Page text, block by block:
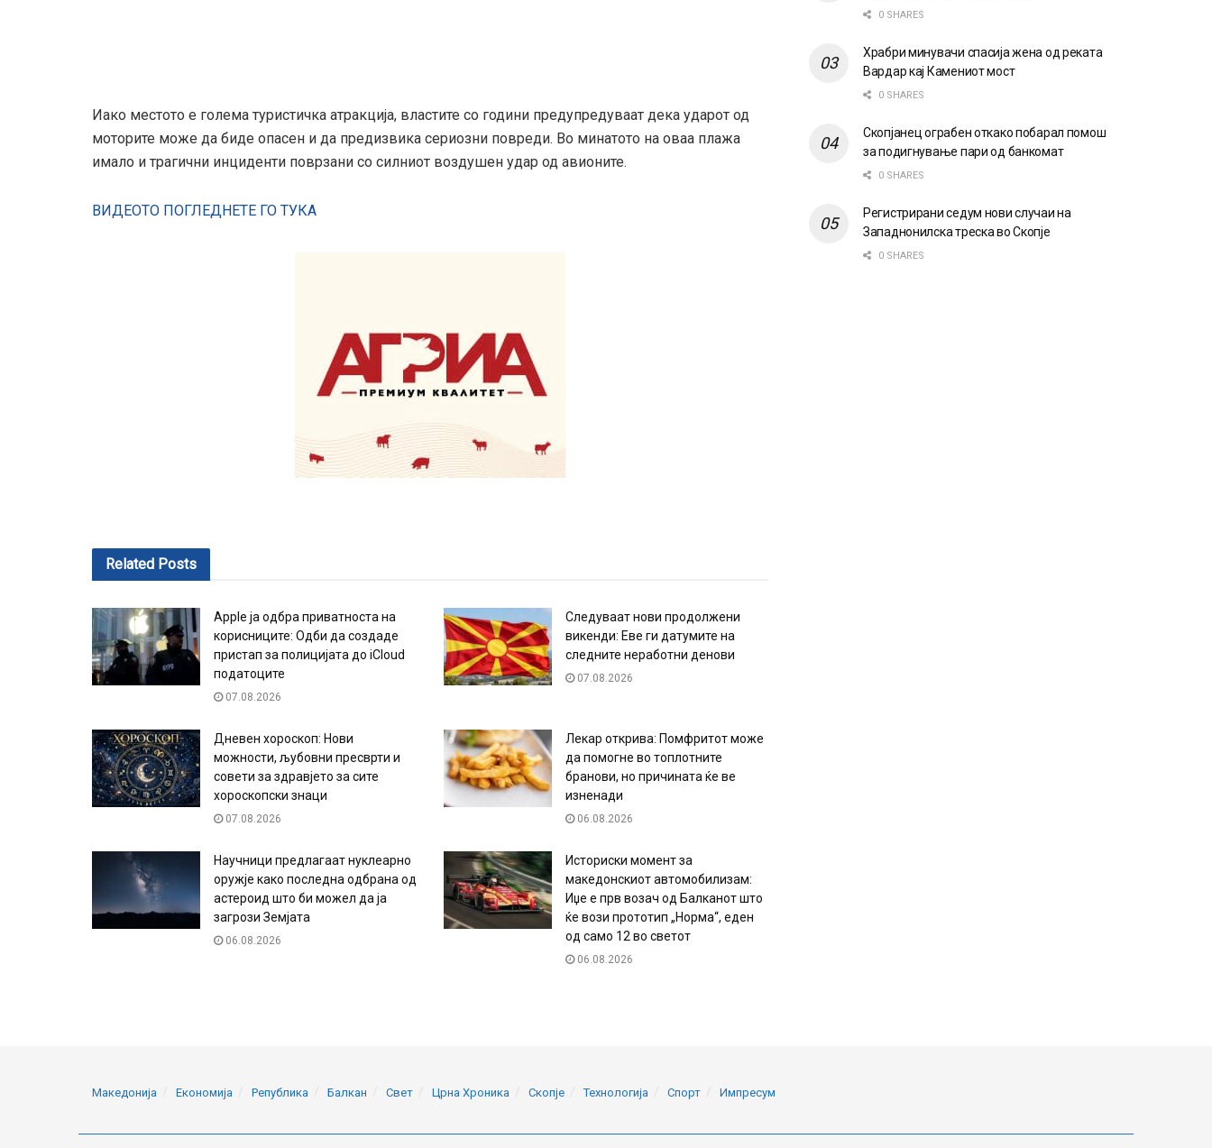
Иако местото е голема туристичка атракција, властите со години предупредуваат дека ударот од
моторите може да биде опасен и да предизвика сериозни повреди. Во минатото на оваа плажа
имало и трагични инциденти поврзани со силниот воздушен удар од авионите.
ВИДЕОТО ПОГЛЕДНЕТЕ ГО ТУКА
Related Posts
Apple ја одбра приватноста на
корисниците: Одби да создаде
пристап за полицијата до iCloud
податоците
07.08.2026
Следуваат нови продолжени
викенди: Еве ги датумите на
следните неработни денови
07.08.2026
Дневен хороскоп: Нови
можности, љубовни пресврти и
совети за здравјето за сите
хороскопски знаци
07.08.2026
Лекар открива: Помфритот може
да помогне во топлотните
бранови, но причината ќе ве
изненади
06.08.2026
Научници предлагаат нуклеарно
оружје како последна одбрана од
астероид што би можел да ја
загрози Земјата
06.08.2026
Историски момент за
македонскиот автомобилизам:
Иџе е прв возач од Балканот што
ќе вози прототип „Норма“, еден
од само 12 во светот
06.08.2026
0 SHARES
Храбри минувачи спасија жена од реката
Вардар кај Камениот мост
0 SHARES
Скопјанец ограбен откако побарал помош
за подигнување пари од банкомат
0 SHARES
Регистрирани седум нови случаи на
Западнонилска треска во Скопје
0 SHARES
Македонија Економија Република Балкан Свет Црна Хроника Скопје Технологија Спорт Импресум